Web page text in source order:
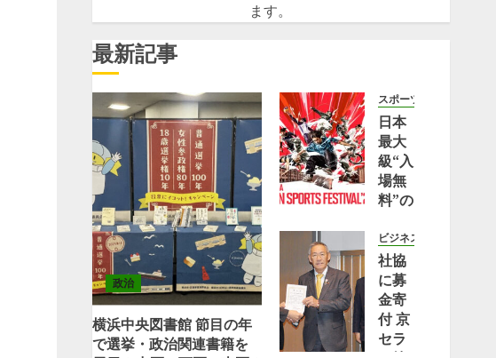
ます。
最新記事
政治
横浜中央図書館 節目の年
で選挙・政治関連書籍を
スポーツ
日本
最大
級“入
場無
料”の
バン
スポ
ーツ
の祭
典
『YOKOHAMA
ビジネス
社協
に募
金寄
付 京
セラ